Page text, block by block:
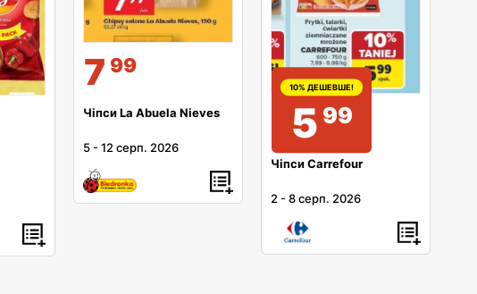
7 99
Чіпси La Abuela Nieves
5 -12 серп. 2026
10% ДЕШЕВШЕ!
5 99
Чіпси Carrefour
2 -8 серп. 2026